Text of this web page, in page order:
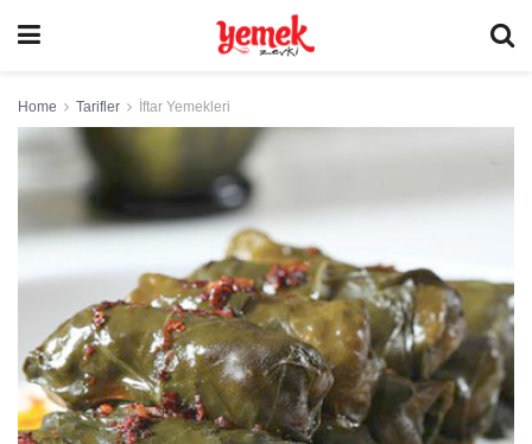
Home Tarifler İftar Yemekleri